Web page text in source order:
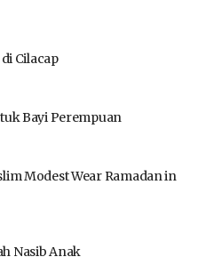
Cilacap
Bayi Perempuan
Modest Wear Ramadan in
Nasib Anak